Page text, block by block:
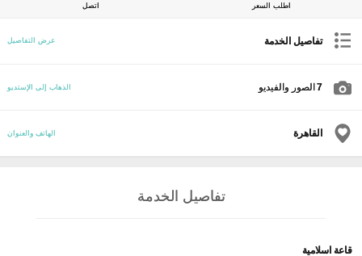
اطلب السعر اتصل
تفاصيل الخدمة عرض التفاصيل
7 الصور والفيديو الذهاب إلى الإستديو
القاهرة الهاتف والعنوان
تفاصيل الخدمة
قاعة اسلامية